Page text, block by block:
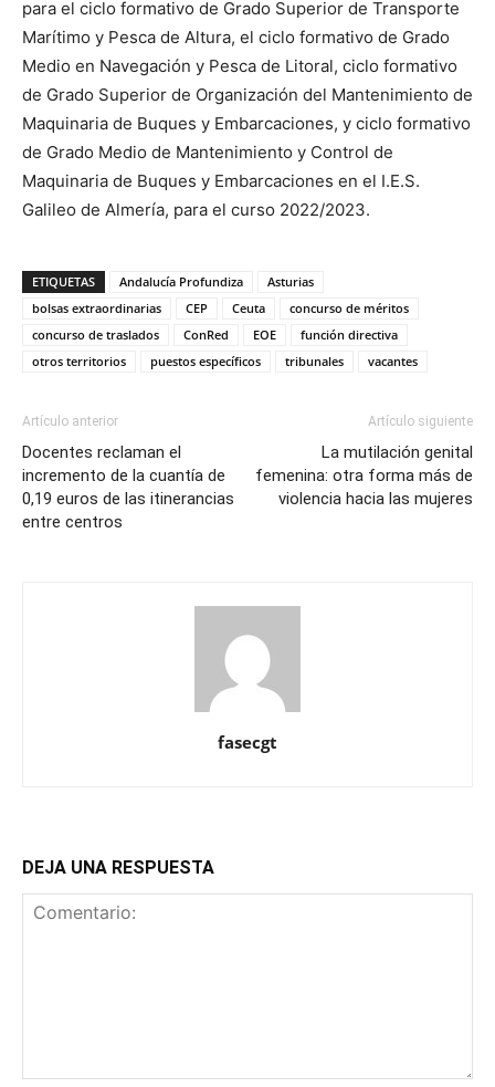
para el ciclo formativo de Grado Superior de Transporte
Marítimo y Pesca de Altura, el ciclo formativo de Grado
Medio en Navegación y Pesca de Litoral, ciclo formativo
de Grado Superior de Organización del Mantenimiento de
Maquinaria de Buques y Embarcaciones, y ciclo formativo
de Grado Medio de Mantenimiento y Control de
Maquinaria de Buques y Embarcaciones en el I.E.S.
Galileo de Almería, para el curso 2022/2023.
ETIQUETAS Andalucía Profundiza
Asturias
bolsas extraordinarias
CEP Ceuta
concurso de méritos
concurso de traslados
ConRed EOE
función directiva
otros territorios
puestos específicos tribunales vacantes
Artículo anterior
Docentes reclaman el
incremento de la cuantía de
0,19 euros de las itinerancias
entre centros
Artículo siguiente
La mutilación genital
femenina: otra forma más de
violencia hacia las mujeres
fasecgt
DEJA UNA RESPUESTA